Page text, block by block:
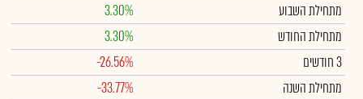
מתחילת השבוע
3.30%
מתחילת החודש
3.30%
3 חודשים
-26.56%
מתחילת השנה
-33.77%